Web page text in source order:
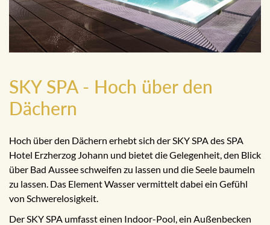
SKY SPA - Hoch über den
Dächern
Hoch über den Dächern erhebt sich der SKY SPA des SPA
Hotel Erzherzog Johann und bietet die Gelegenheit, den Blick
über Bad Aussee schweifen zu lassen und die Seele baumeln
zu lassen. Das Element Wasser vermittelt dabei ein Gefühl
von Schwerelosigkeit.
Der SKY SPA umfasst einen Indoor-Pool, ein Außenbecken